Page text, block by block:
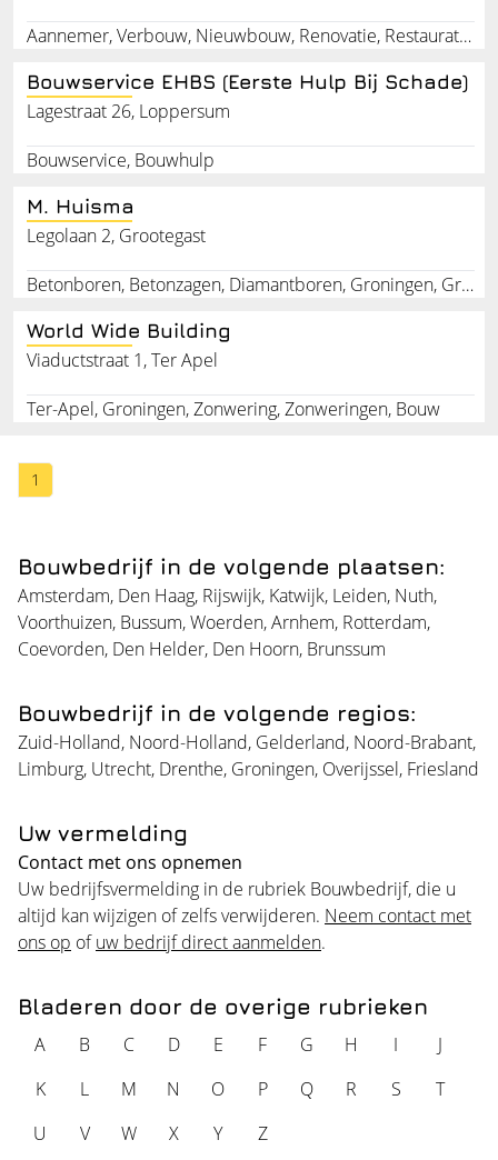
Aannemer, Verbouw, Nieuwbouw, Renovatie, Restauratiewerken, Utiliteitsbouw, Woningbouw, Bouwonderneming, Zuidhorn, Groningen
Bouwservice EHBS (Eerste Hulp Bij Schade)
Lagestraat 26, Loppersum
Bouwservice, Bouwhulp
M. Huisma
Legolaan 2, Grootegast
Betonboren, Betonzagen, Diamantboren, Groningen, Grootegast
World Wide Building
Viaductstraat 1, Ter Apel
Ter-Apel, Groningen, Zonwering, Zonweringen, Bouw
1
Bouwbedrijf in de volgende plaatsen:
Amsterdam, Den Haag, Rijswijk, Katwijk, Leiden, Nuth,
Voorthuizen, Bussum,Woerden,Arnhem, Rotterdam,
Coevorden, Den Helder, Den Hoorn, Brunssum
Bouwbedrijf in de volgende regios:
Zuid-Holland, Noord-Holland, Gelderland, Noord-Brabant,
Limburg, Utrecht, Drenthe, Groningen, Overijssel, Friesland
Uw vermelding
Contact met ons opnemen
Uw bedrijfsvermelding in de rubriek Bouwbedrijf, die u
altijd kan wijzigen of zelfs verwijderen. Neem contact met
ons op ofuw bedrijf direct aanmelden.
Bladeren door de overige rubrieken
A B C D E F G H I
J
K
L M N O P Q R S
T
U
V W X Y Z